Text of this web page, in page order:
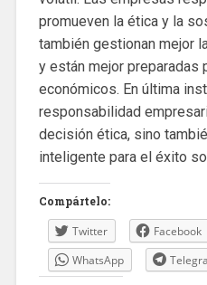
promueven la ética y la
también gestionan mejor
y están mejor preparadas
económicos. En última
responsabilidad
decisión ética, sino
inteligente para el éxito
Compártelo:
Twitter Facebook
WhatsApp